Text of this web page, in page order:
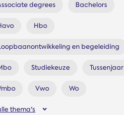
degrees Bachelors
Hbo
en begeleiding
Studiekeuze Tussenjaar
Vwo Wo
thema's